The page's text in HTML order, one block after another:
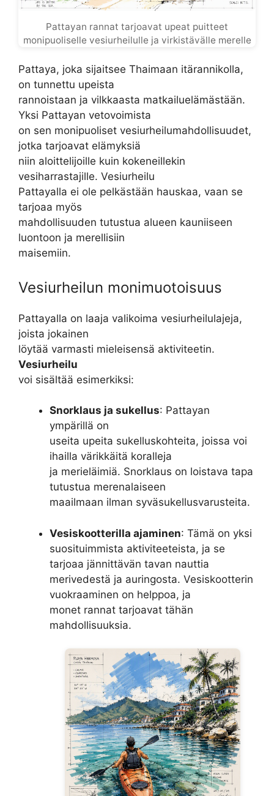
Pattayan rannat tarjoavat upeat puitteet
monipuoliselle vesiurheilulle ja virkistävälle merelle
Pattaya, joka sijaitsee Thaimaan itärannikolla,
on tunnettu upeista
rannoistaan ja vilkkaasta matkailuelämästään.
Yksi Pattayan vetovoimista
on sen monipuoliset vesiurheilumahdollisuudet,
jotka tarjoavat elämyksiä
niin aloittelijoille kuin kokeneillekin
vesiharrastajille. Vesiurheilu
Pattayalla ei ole pelkästään hauskaa, vaan se
tarjoaa myös
mahdollisuuden tutustua alueen kauniiseen
luontoon ja merellisiin
maisemiin.
Vesiurheilun monimuotoisuus
Pattayalla on laaja valikoima vesiurheilulajeja,
joista jokainen
löytää varmasti mieleisensä aktiviteetin.
Vesiurheilu
voi sisältää esimerkiksi:
Snorklaus ja sukellus: Pattayan
ympärillä on
useita upeita sukelluskohteita, joissa voi
ihailla värikkäitä koralleja
ja merieläimiä. Snorklaus on loistava tapa
tutustua merenalaiseen
maailmaan ilman syväsukellusvarusteita.
Vesiskootterilla ajaminen: Tämä on yksi
suosituimmista aktiviteeteista, ja se
tarjoaa jännittävän tavan nauttia
merivedestä ja auringosta. Vesiskootterin
vuokraaminen on helppoa, ja
monet rannat tarjoavat tähän
mahdollisuuksia.